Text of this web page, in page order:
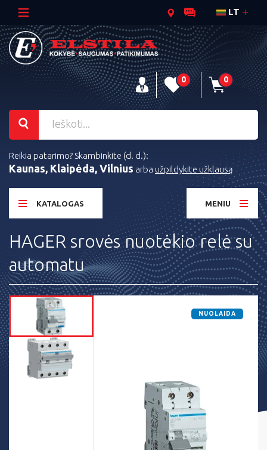
LT
0 0
Reikia patarimo? Skambinkite (d. d.):
Kaunas, Klaipėda, Vilnius arba užpildykite užklausą
KATALOGAS MENIU
HAGER srovės nuotėkio relė su
automatu
NUOLAIDA